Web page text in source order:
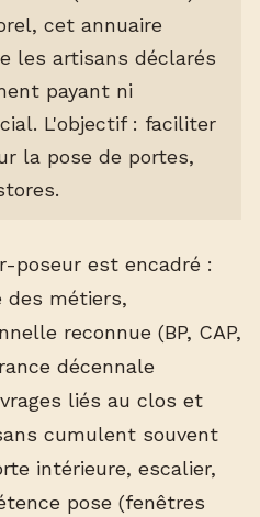
cet annuaire
les artisans déclarés
payant ni
L'objectif : faciliter
la pose de portes,
poseur est encadré :
des métiers,
reconnue (BP, CAP,
décennale
liés au clos et
cumulent souvent
intérieure, escalier,
pose (fenêtres